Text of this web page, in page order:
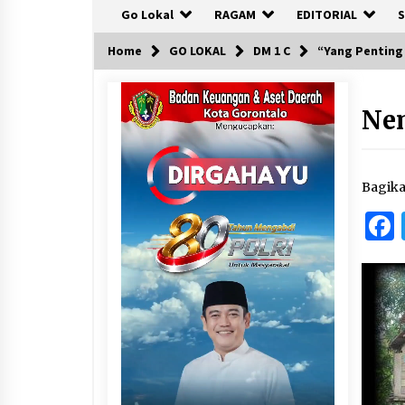
Go Lokal RAGAM EDITORIAL
Home GO LOKAL DM 1 C “Yang Penting